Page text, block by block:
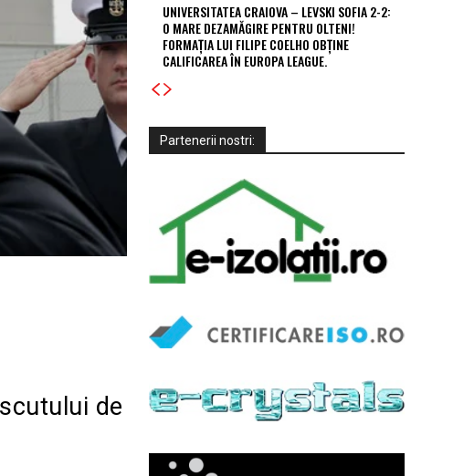
de
UNIVERSITATEA CRAIOVA – LEVSKI SOFIA 2-2:
O MARE DEZAMĂGIRE PENTRU OLTENI!
FORMAȚIA LUI FILIPE COELHO OBȚINE
CALIFICAREA ÎN EUROPA LEAGUE.
Partenerii nostri: